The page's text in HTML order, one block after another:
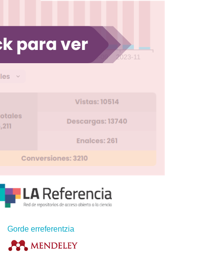
Gorde erreferentzia